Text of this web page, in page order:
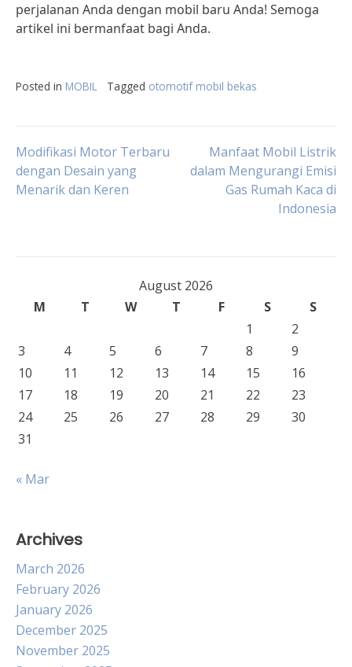
perjalanan Anda dengan mobil baru Anda! Semoga
artikel ini bermanfaat bagi Anda.
Posted in MOBIL Tagged otomotif mobil bekas
Post
navigation
Modifikasi Motor Terbaru
dengan Desain yang
Menarik dan Keren
Manfaat Mobil Listrik
dalam Mengurangi Emisi
Gas Rumah Kaca di
Indonesia
August 2026
M
T W T F S
S
1
2
3
4 5 6 7 8
9
10
11 12 13 14 15
16
17
18 19 20 21 22
23
24
25 26 27 28 29
30
31
« Mar
Archives
March 2026
February 2026
January 2026
December 2025
November 2025